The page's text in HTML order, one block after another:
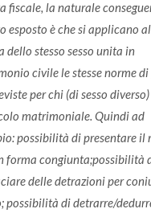
fiscale, la naturale
esposto è che si applicano
dello stesso sesso unita in
civile le stesse norme
per chi (di sesso
matrimoniale. Quindi ad
possibilità di presentare il
forma congiunta;possibilità
delle detrazioni per
possibilità di detrarre/